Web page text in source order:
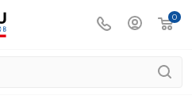
0